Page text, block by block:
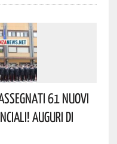
61 Nuovi
Auguri Di